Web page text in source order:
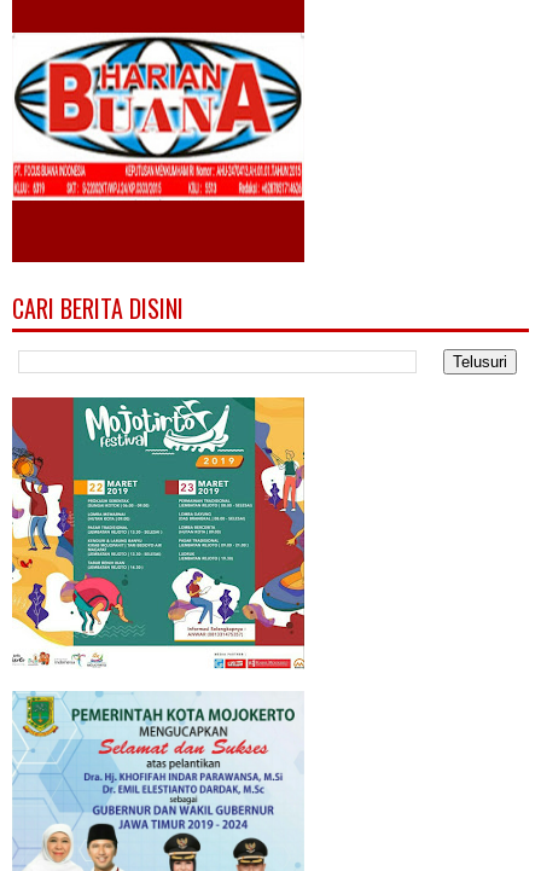
CARI BERITA DISINI